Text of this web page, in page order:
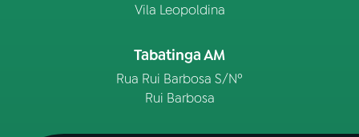
Vila Leopoldina
Tabatinga AM
Rua Rui Barbosa S/Nº
Rui Barbosa